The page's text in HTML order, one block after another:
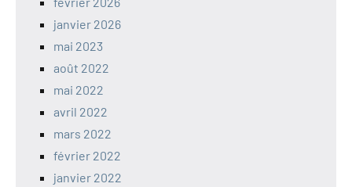
janvier 2026
mai 2023
août 2022
mai 2022
avril 2022
mars 2022
février 2022
janvier 2022